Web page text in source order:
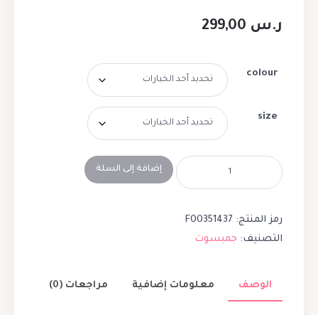
ر.س
colour
size
إضافة إلى السلة
رمز المنتج: F00351437
التصنيف: جمبسوت
الوصف معلومات إضافية مراجعات (0)